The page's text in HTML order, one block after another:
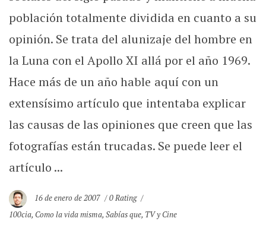
población totalmente dividida en cuanto a su
opinión. Se trata del alunizaje del hombre en
la Luna con el Apollo XI allá por el año 1969.
Hace más de un año hable aquí con un
extensísimo artículo que intentaba explicar
las causas de las opiniones que creen que las
fotografías están trucadas. Se puede leer el
artículo ...
16 de enero de 2007
0 Rating
100cia, Como la vida misma,Sabías que, TV y Cine